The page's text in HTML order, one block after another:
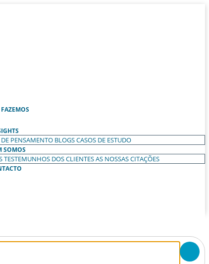
PENSAMENTO BLOGSCASOS DE ESTUDO
SOMOS
TESTEMUNHOS DOS CLIENTESAS NOSSAS CITAÇÕES